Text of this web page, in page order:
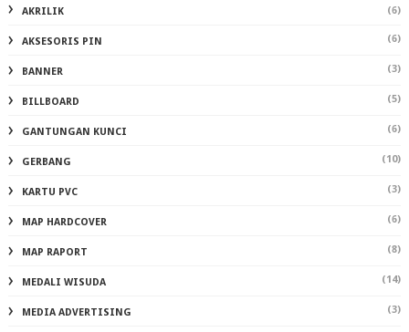
AKRILIK (6)
AKSESORIS PIN (6)
BANNER (3)
BILLBOARD (5)
GANTUNGAN KUNCI (6)
GERBANG (10)
KARTU PVC (3)
MAP HARDCOVER (6)
MAP RAPORT (8)
MEDALI WISUDA (14)
MEDIA ADVERTISING (3)